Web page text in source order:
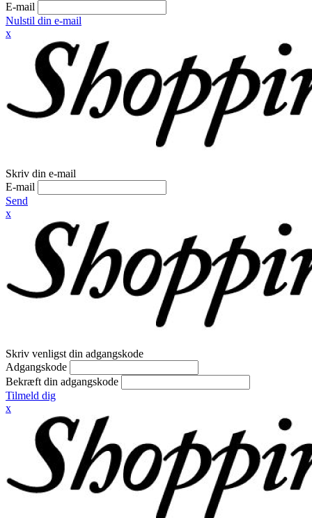
E-mail
Nulstil din e-mail
x
Skriv din e-mail
E-mail
Send
x
Skriv venligst din adgangskode
Adgangskode
Bekræft din adgangskode
Tilmeld dig
x